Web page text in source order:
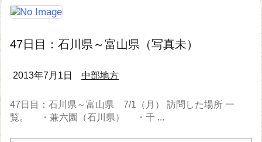
47日目：石川県～富山県（写真未）
2013年7月1日 中部地方
47日目：石川県～富山県 7/1（月） 訪問した場所 一
覧。 ・兼六園（石川県） ・千 ...